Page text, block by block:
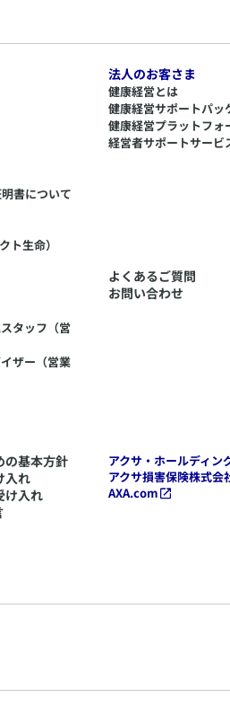
書について
ト生命）
法人のお客さま
健康経営とは
健康経営サポートパッ
健康経営プラットフォ
経営者サポートサービ
タッフ（営
ザー（営業
よくあるご質問
お問い合わせ
の基本方針
入れ
け入れ
アクサ・ホールディン
アクサ損害保険株式会
AXA.com